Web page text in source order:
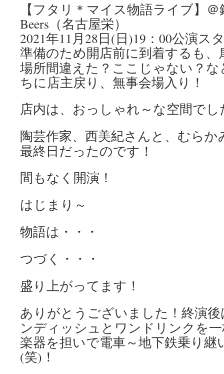
【フタリ＊マイス物語ライブ】
Beers（名古屋栄）
2021年11月28日(日)19：00公演ス
準備のため開店前に到着するも
場所間違えた？ここじゃない？
ちに店主戻り、無事会場入り！
店内は、おっしゃれ～な空間でし
陶芸作家、西美紀さんと、むら
最終日だったのです！
間もなく開演！
はじまり～
物語は・・・
つづく・・・
盛り上がってます！
ありがとうございました！終演
ンディッシュとワンドリンクを
楽器を担いで電車～地下鉄乗り
(笑)！